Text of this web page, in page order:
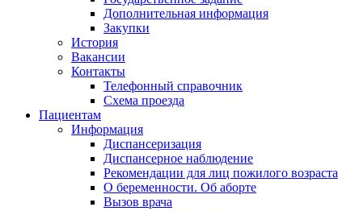
Дополнительная информация
Закупки
История
Вакансии
Контакты
Телефонный справочник
Схема проезда
Пациентам
Информация
Диспансеризация
Диспансерное наблюдение
Рекомендации для лиц пожилого возраста
О беременности. Об аборте
Вызов врача